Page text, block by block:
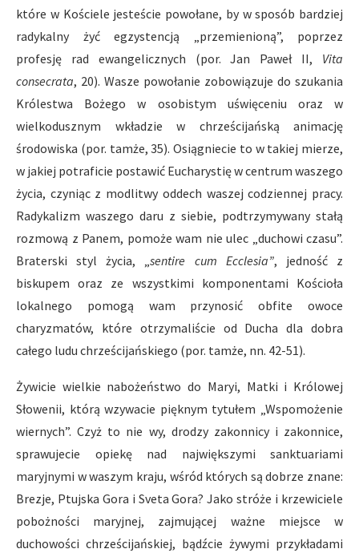
które w Kościele jesteście powołane, by w sposób bardziej
radykalny żyć egzystencją „przemienioną”, poprzez
profesję rad ewangelicznych (por. Jan Paweł II, Vita
consecrata, 20). Wasze powołanie zobowiązuje do szukania
Królestwa Bożego w osobistym uświęceniu oraz w
wielkodusznym wkładzie w chrześcijańską animację
środowiska (por. tamże, 35). Osiągniecie to w takiej mierze,
w jakiej potraficie postawić Eucharystię w centrum waszego
życia, czyniąc z modlitwy oddech waszej codziennej pracy.
Radykalizm waszego daru z siebie, podtrzymywany stałą
rozmową z Panem, pomoże wam nie ulec „duchowi czasu”.
Braterski styl życia, „sentire cum Ecclesia”, jedność z
biskupem oraz ze wszystkimi komponentami Kościoła
lokalnego pomogą wam przynosić obfite owoce
charyzmatów, które otrzymaliście od Ducha dla dobra
całego ludu chrześcijańskiego (por. tamże, nn. 42-51).
Żywicie wielkie nabożeństwo do Maryi, Matki i Królowej
Słowenii, którą wzywacie pięknym tytułem „Wspomożenie
wiernych”. Czyż to nie wy, drodzy zakonnicy i zakonnice,
sprawujecie opiekę nad największymi sanktuariami
maryjnymi w waszym kraju, wśród których są dobrze znane:
Brezje, Ptujska Gora i Sveta Gora? Jako stróże i krzewiciele
pobożności maryjnej, zajmującej ważne miejsce w
duchowości chrześcijańskiej, bądźcie żywymi przykładami